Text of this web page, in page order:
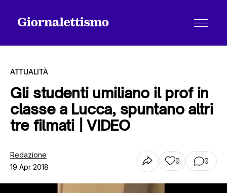
Tutti gli articoli
Chi siamo
ATTUALITÀ
Gli studenti umiliano il prof in
classe a Lucca, spuntano altri
tre filmati | VIDEO
Redazione
19 Apr 2018
0 0